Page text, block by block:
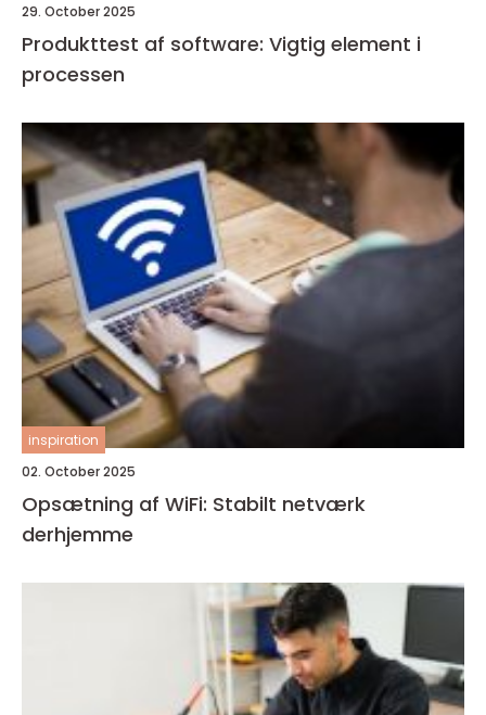
29. October 2025
Produkttest af software: Vigtig element i
processen
inspiration
02. October 2025
Opsætning af WiFi: Stabilt netværk
derhjemme